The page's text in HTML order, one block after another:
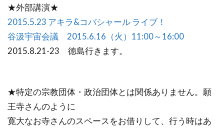
★外部講演★
2015.5.23 アキラ&コバシャール ライブ！
谷汲宇宙会議 2015.6.16（火）11:00～16:00
2015.8.21-23 徳島行きます。
★特定の宗教団体・政治団体とは関係ありません。願
王寺さんのように
寛大なお寺さんのスペースをお借りして、行う時はあ